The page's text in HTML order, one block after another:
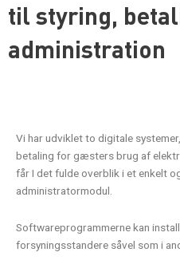
til styring,
administration
Vi har udviklet to digitale
betaling for gæsters brug af
får I det fulde overblik i et enkelt
administratormodul.
Softwareprogrammerne kan
forsyningsstandere såvel som i